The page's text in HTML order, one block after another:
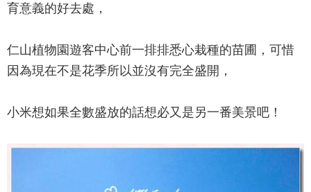
育意義的好去處，
仁山植物園遊客中心前一排排悉心栽種的苗圃，可惜
因為現在不是花季所以並沒有完全盛開，
小米想如果全數盛放的話想必又是另一番美景吧！